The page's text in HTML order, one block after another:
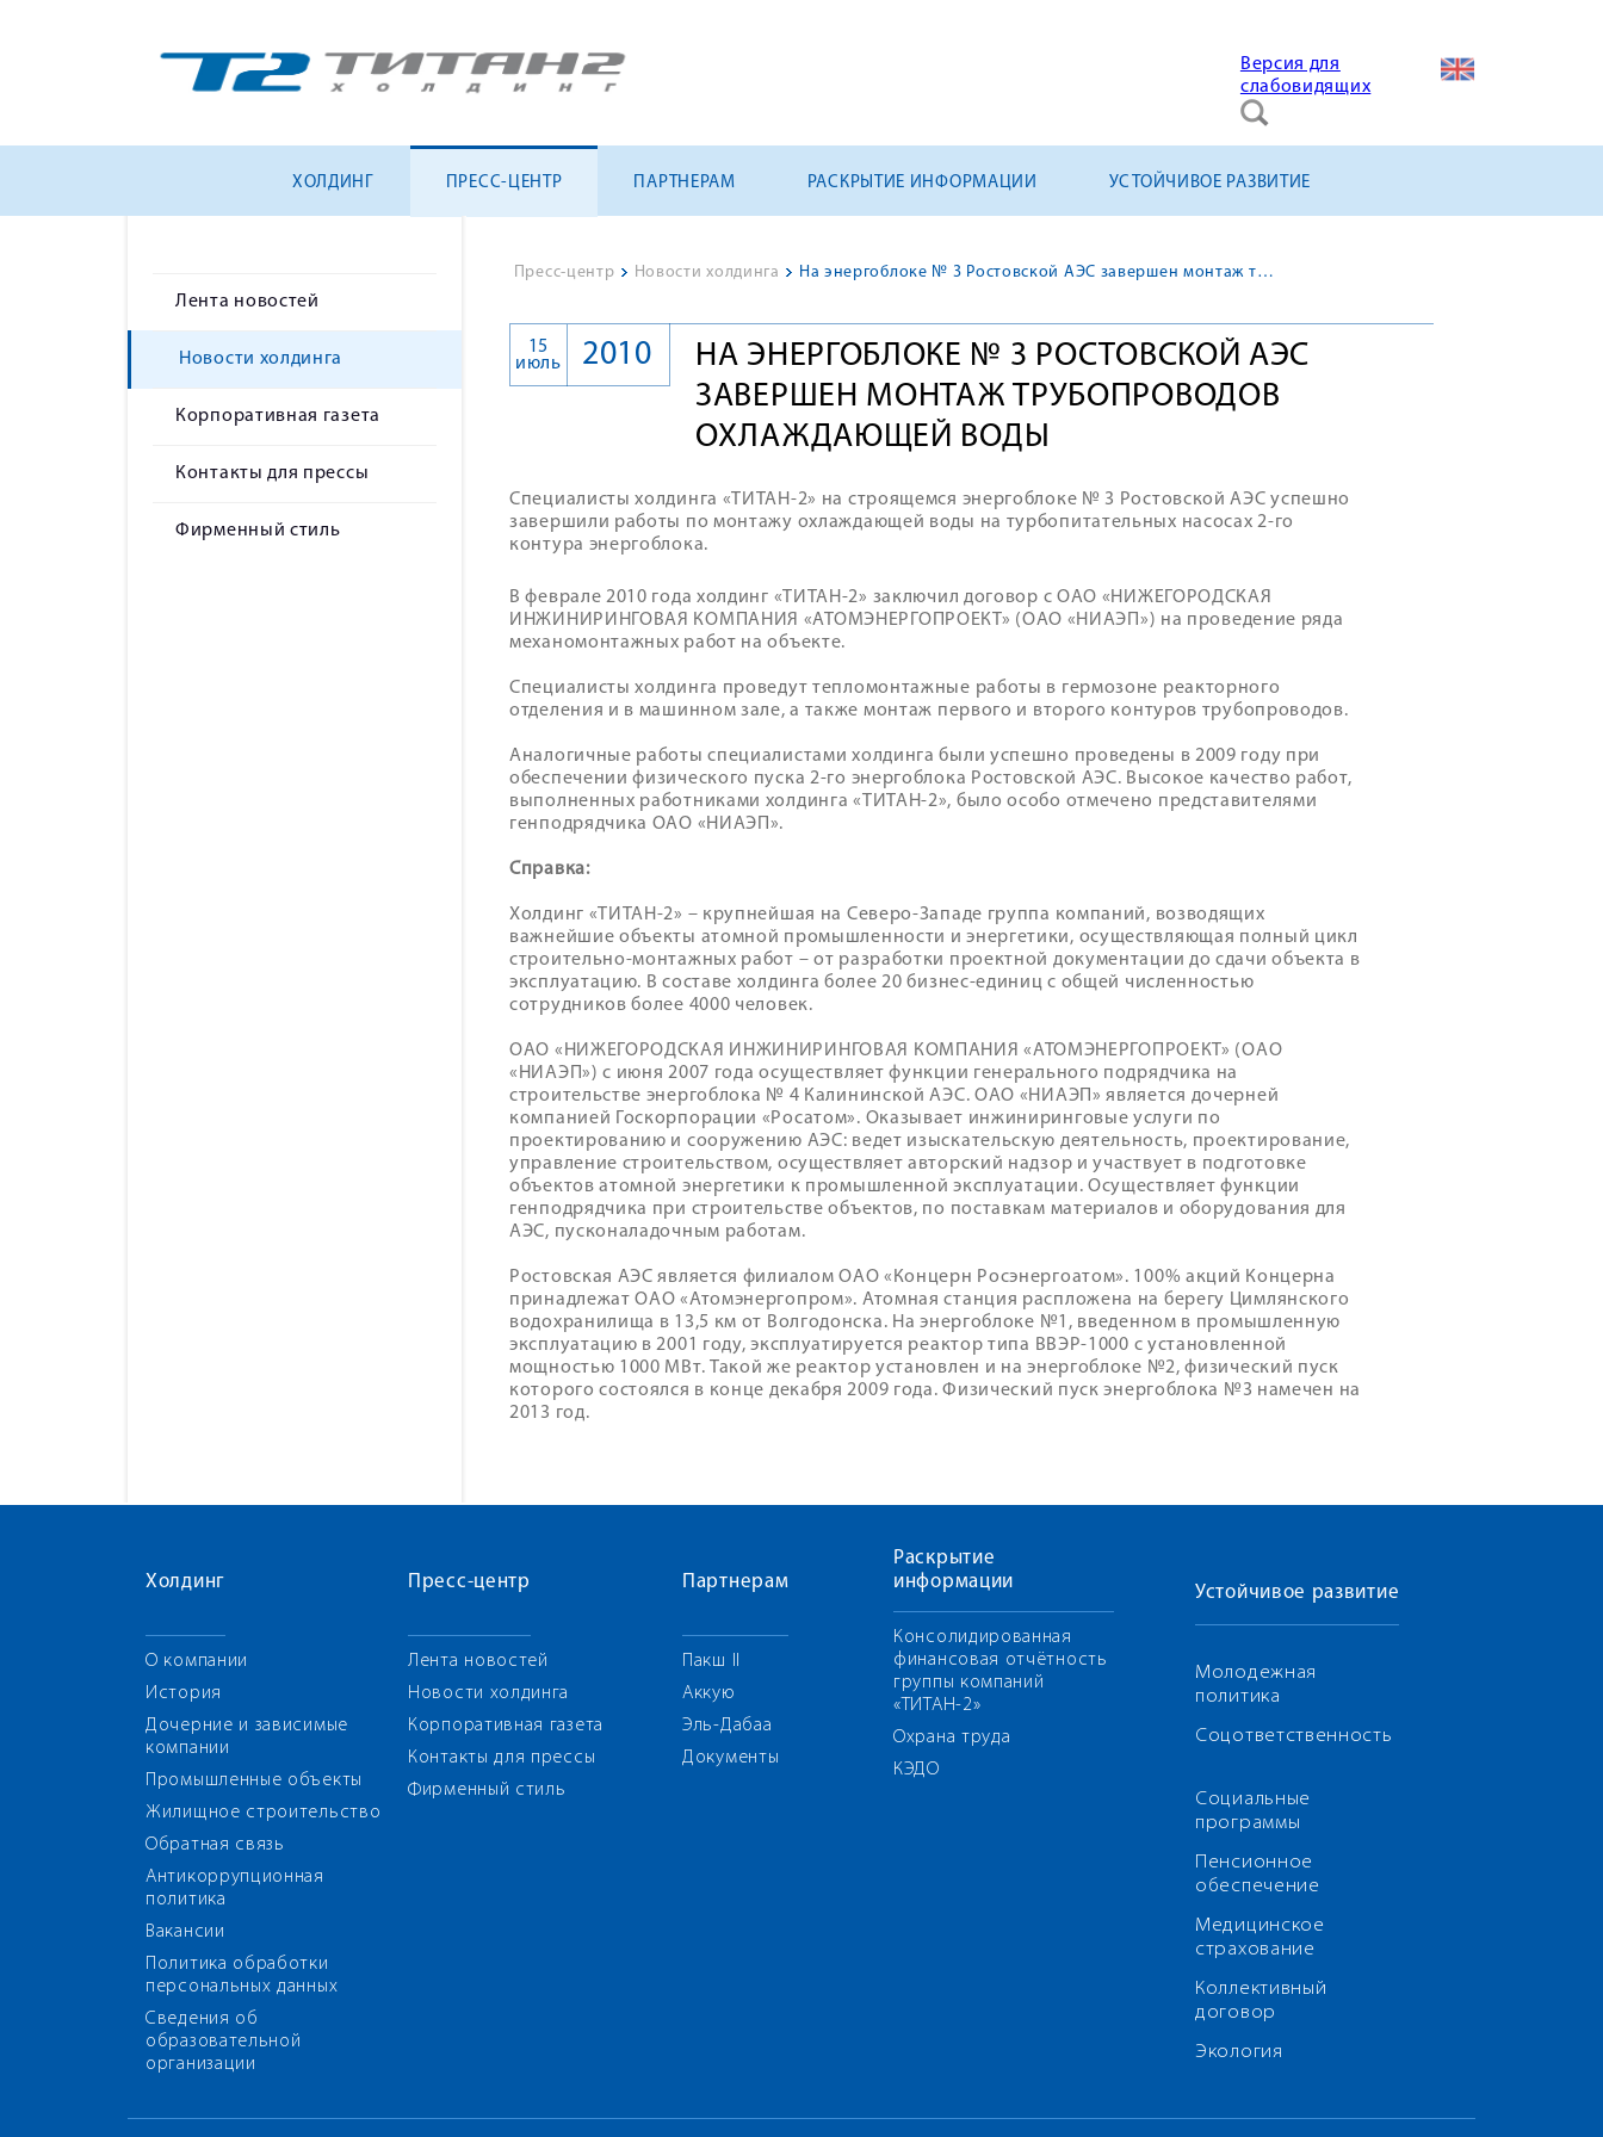
Версия для
слабовидящих
ХОЛДИНГ ПРЕСС-ЦЕНТР ПАРТНЕРАМ РАСКРЫТИЕ ИНФОРМАЦИИ УСТОЙЧИВОЕ РАЗВИТИЕ
Лента новостей
Новости холдинга
Корпоративная газета
Контакты для прессы
Фирменный стиль
Пресс-центр > Новости холдинга > На энергоблоке № 3 Ростовской АЭС завершен монтаж трубопроводов охлаждающей воды
НА ЭНЕРГОБЛОКЕ № 3 РОСТОВСКОЙ АЭС
ЗАВЕРШЕН МОНТАЖ ТРУБОПРОВОДОВ
ОХЛАЖДАЮЩЕЙ ВОДЫ
15
июль
2010
Специалисты холдинга «ТИТАН-2» на строящемся энергоблоке № 3 Ростовской АЭС успешно
завершили работы по монтажу охлаждающей воды на турбопитательных насосах 2-го
контура энергоблока.
В феврале 2010 года холдинг «ТИТАН-2» заключил договор с ОАО «НИЖЕГОРОДСКАЯ
ИНЖИНИРИНГОВАЯ КОМПАНИЯ «АТОМЭНЕРГОПРОЕКТ» (ОАО «НИАЭП») на проведение ряда
механомонтажных работ на объекте.
Специалисты холдинга проведут тепломонтажные работы в гермозоне реакторного
отделения и в машинном зале, а также монтаж первого и второго контуров трубопроводов.
Аналогичные работы специалистами холдинга были успешно проведены в 2009 году при
обеспечении физического пуска 2-го энергоблока Ростовской АЭС. Высокое качество работ,
выполненных работниками холдинга «ТИТАН-2», было особо отмечено представителями
генподрядчика ОАО «НИАЭП».
Справка:
Холдинг «ТИТАН-2» – крупнейшая на Северо-Западе группа компаний, возводящих
важнейшие объекты атомной промышленности и энергетики, осуществляющая полный цикл
строительно-монтажных работ – от разработки проектной документации до сдачи объекта в
эксплуатацию. В составе холдинга более 20 бизнес-единиц с общей численностью
сотрудников более 4000 человек.
ОАО «НИЖЕГОРОДСКАЯ ИНЖИНИРИНГОВАЯ КОМПАНИЯ «АТОМЭНЕРГОПРОЕКТ» (ОАО
«НИАЭП») с июня 2007 года осуществляет функции генерального подрядчика на
строительстве энергоблока № 4 Калининской АЭС. ОАО «НИАЭП» является дочерней
компанией Госкорпорации «Росатом». Оказывает инжиниринговые услуги по
проектированию и сооружению АЭС: ведет изыскательскую деятельность, проектирование,
управление строительством, осуществляет авторский надзор и участвует в подготовке
объектов атомной энергетики к промышленной эксплуатации. Осуществляет функции
генподрядчика при строительстве объектов, по поставкам материалов и оборудования для
АЭС, пусконаладочным работам.
Ростовская АЭС является филиалом ОАО «Концерн Росэнергоатом». 100% акций Концерна
принадлежат ОАО «Атомэнергопром». Атомная станция распложена на берегу Цимлянского
водохранилища в 13,5 км от Волгодонска. На энергоблоке №1, введенном в промышленную
эксплуатацию в 2001 году, эксплуатируется реактор типа ВВЭР-1000 с установленной
мощностью 1000 МВт. Такой же реактор установлен и на энергоблоке №2, физический пуск
которого состоялся в конце декабря 2009 года. Физический пуск энергоблока №3 намечен на
2013 год.
Холдинг
О компании
История
Дочерние и зависимые
компании
Промышленные объекты
Жилищное строительство
Обратная связь
Антикоррупционная
политика
Вакансии
Политика обработки
персональных данных
Сведения об
образовательной
организации
Пресс-центр
Лента новостей
Новости холдинга
Корпоративная газета
Контакты для прессы
Фирменный стиль
Партнерам
Пакш II
Аккую
Эль-Дабаа
Документы
Раскрытие
информации
Консолидированная
финансовая отчётность
группы компаний
«ТИТАН-2»
Охрана труда
КЭДО
Устойчивое развитие
Молодежная
политика
Соцответственность
Социальные
программы
Пенсионное
обеспечение
Медицинское
страхование
Коллективный
договор
Экология